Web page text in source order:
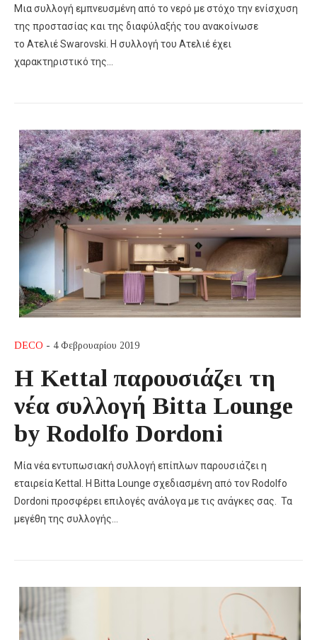
Μια συλλογή εμπνευσμένη από το νερό με στόχο την ενίσχυση
της προστασίας και της διαφύλαξής του ανακοίνωσε
το Ατελιέ Swarovski. Η συλλογή του Ατελιέ έχει
χαρακτηριστικό της…
DECO - 4 Φεβρουαρίου 2019
H Kettal παρουσιάζει τη
νέα συλλογή Bitta Lounge
by Rodolfo Dordoni
Μία νέα εντυπωσιακή συλλογή επίπλων παρουσιάζει η
εταιρεία Kettal. Η Bitta Lounge σχεδιασμένη από τον Rodolfo
Dordoni προσφέρει επιλογές ανάλογα με τις ανάγκες σας. Τα
μεγέθη της συλλογής…